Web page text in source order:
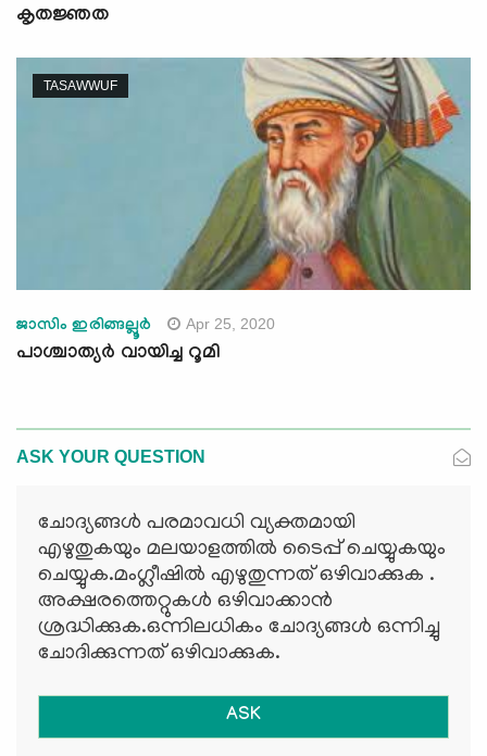
കൃതജ്ഞത
TASAWWUF
ജാസിം ഇരിങ്ങല്ലൂർ Apr 25, 2020
പാശ്ചാത്യർ വായിച്ച റൂമി
ASK YOUR QUESTION
ചോദ്യങ്ങള്‍ പരമാവധി വ്യക്തമായി
എഴുതുകയും മലയാളത്തില്‍ ടൈപ്പ് ചെയ്യുകയും
ചെയ്യുക.മംഗ്ലീഷില്‍ എഴുതുന്നത് ഒഴിവാക്കുക .
അക്ഷരത്തെറ്റുകള്‍ ഒഴിവാക്കാന്‍
ശ്രദ്ധിക്കുക.ഒന്നിലധികം ചോദ്യങ്ങള്‍ ഒന്നിച്ചു
ചോദിക്കുന്നത് ഒഴിവാക്കുക.
ASK